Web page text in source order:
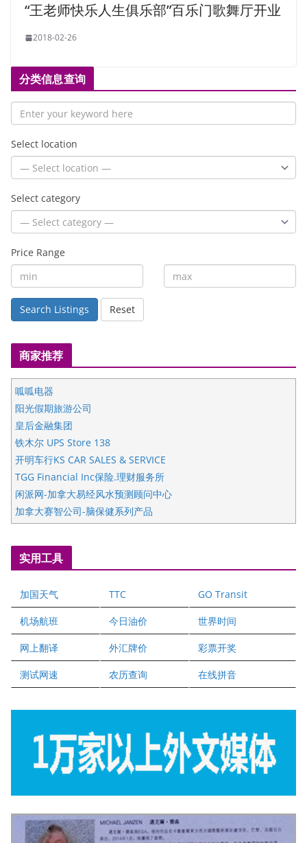
“王老师快乐人生俱乐部”百乐门歌舞厅开业
2018-02-26
分类信息查询
Select location
Select category
Price Range
Search Listings Reset
商家推荐
呱呱电器
阳光假期旅游公司
皇后金融集团
铁木尔 UPS Store 138
开明车行KS CAR SALES & SERVICE
TGG Financial Inc保险.理财服务所
闲派网-加拿大易经风水预测顾问中心
加拿大赛智公司-脑保健系列产品
国际注册执业营养师公会
爱德华连锁酒店万锦分店
健健宝公司
二十一世纪美联地产公司
全球趋势移民留学
盛达资本
实用工具
加国天气 TTC GO Transit
机场航班 今日油价 世界时间
网上翻译 外汇牌价 彩票开奖
测试网速 农历查询 在线拼音